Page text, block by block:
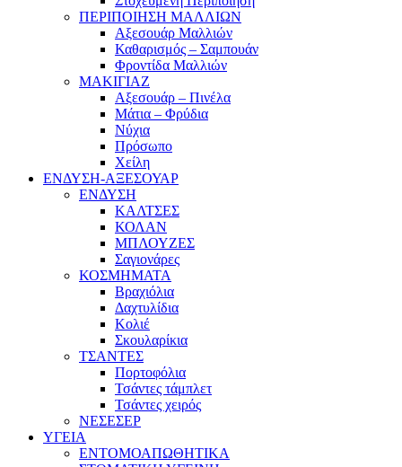
ΠΕΡΙΠΟΙΗΣΗ ΜΑΛΛΙΩΝ
Αξεσουάρ Μαλλιών
Καθαρισμός – Σαμπουάν
Φροντίδα Μαλλιών
ΜΑΚΙΓΙΑΖ
Αξεσουάρ – Πινέλα
Μάτια – Φρύδια
Νύχια
Πρόσωπο
Χείλη
ΕΝΔΥΣΗ-ΑΞΕΣΟΥΑΡ
ΕΝΔΥΣΗ
ΚΑΛΤΣΕΣ
ΚΟΛΑΝ
ΜΠΛΟΥΖΕΣ
Σαγιονάρες
ΚΟΣΜΗΜΑΤΑ
Βραχιόλια
Δαχτυλίδια
Κολιέ
Σκουλαρίκια
ΤΣΑΝΤΕΣ
Πορτοφόλια
Τσάντες τάμπλετ
Τσάντες χειρός
ΝΕΣΕΣΕΡ
ΥΓΕΙΑ
ΕΝΤΟΜΟΑΠΩΘΗΤΙΚΑ